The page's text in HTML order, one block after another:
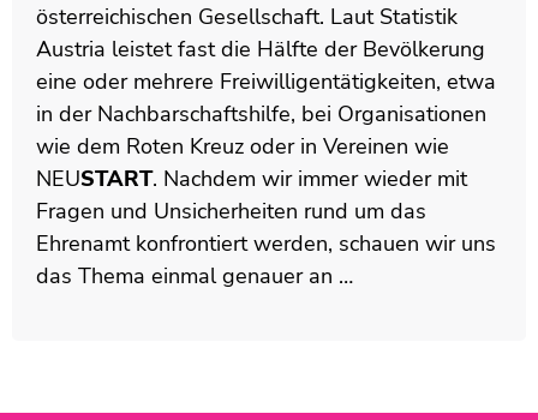
österreichischen Gesellschaft. Laut Statistik
Austria leistet fast die Hälfte der Bevölkerung
eine oder mehrere Freiwilligentätigkeiten, etwa
in der Nachbarschaftshilfe, bei Organisationen
wie dem Roten Kreuz oder in Vereinen wie
NEUSTART. Nachdem wir immer wieder mit
Fragen und Unsicherheiten rund um das
Ehrenamt konfrontiert werden, schauen wir uns
das Thema einmal genauer an …